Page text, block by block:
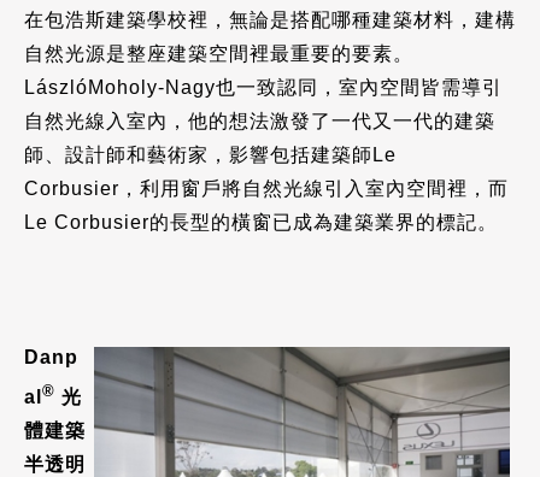
在包浩斯建築學校裡，無論是搭配哪種建築材料，建構
自然光源是整座建築空間裡最重要的要素。
LászlóMoholy-Nagy也一致認同，室內空間皆需導引
自然光線入室內，他的想法激發了一代又一代的建築
師、設計師和藝術家，影響包括建築師Le
Corbusier，利用窗戶將自然光線引入室內空間裡，而
Le Corbusier的長型的橫窗已成為建築業界的標記。
Danp
al ® 光
體建築
半透明